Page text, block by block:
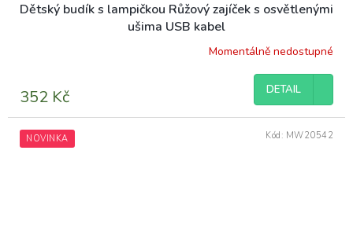
Dětský budík s lampičkou Růžový zajíček s osvětlenými
ušima USB kabel
Momentálně nedostupné
352 Kč DETAIL
NOVINKA Kód: MW20542